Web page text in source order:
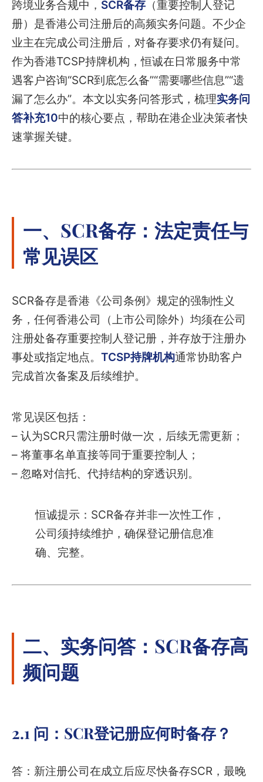
跨境业务合规中， SCR备存 （重要控制人登记
册）是香港公司注册后的高频实务问题。不少企
业主在完成公司注册后，对备存要求仍有疑问。
作为香港TCSP持牌机构，恒诚在日常服务中常
遇客户咨询“SCR到底怎么备”“需要哪些信息”“遗
漏了怎么办”。本文以实务问答形式，梳理实务问
答补充10中的核心要点，帮助在港企业决策者快
速掌握关键。
一、SCR备存：法定责任与
常见误区
SCR备存是香港《公司条例》规定的强制性义
务，任何香港公司（上市公司除外）均须在公司
注册处备存重要控制人登记册，并存放于注册办
事处或指定地点。 TCSP持牌机构通常协助客户
完成首次备案及后续维护。
常见误区包括：
– 认为SCR只需注册时做一次，后续无需更新；
– 将董事名单直接等同于重要控制人；
– 忽略对信托、代持结构的穿透识别。
恒诚提示：SCR备存并非一次性工作，
公司须持续维护，确保登记册信息准
确、完整。
二、实务问答：SCR备存高
频问题
2.1 问：SCR登记册应何时备存？
答：新注册公司在成立后应尽快备存SCR，最晚